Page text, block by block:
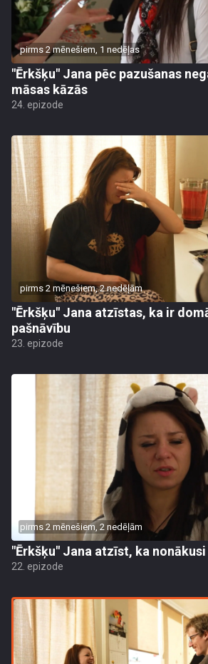
pirms 2 mēnešiem, 1 nedēļas
"Ērkšķu" Jana pēc pazušanas
māsas kāzās
24. epizode
pirms 2 mēnešiem, 2 nedēļām
"Ērkšķu" Jana atzīstas, ka ir
pašnāvību
23. epizode
pirms 2 mēnešiem, 2 nedēļām
"Ērkšķu" Jana atzīst, ka
22. epizode